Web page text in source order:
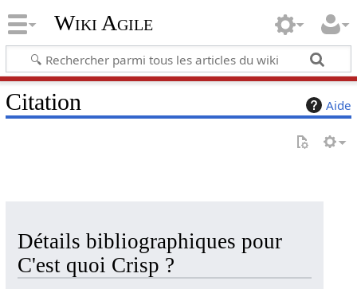
Wiki Agile
Aide
Citation
Détails bibliographiques pour
C'est quoi Crisp ?